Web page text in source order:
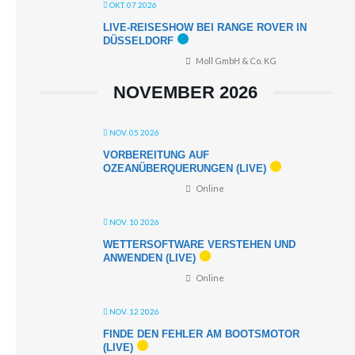
OKT. 07 2026
LIVE-REISESHOW BEI RANGE ROVER IN
DÜSSELDORF
Moll GmbH & Co. KG
NOVEMBER 2026
NOV. 05 2026
VORBEREITUNG AUF
OZEANÜBERQUERUNGEN (LIVE)
Online
NOV. 10 2026
WETTERSOFTWARE VERSTEHEN UND
ANWENDEN (LIVE)
Online
NOV. 12 2026
FINDE DEN FEHLER AM BOOTSMOTOR
(LIVE)